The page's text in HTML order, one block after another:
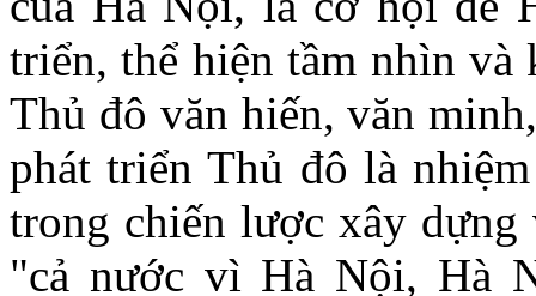
triển, thể hiện tầm nhìn
Thủ đô văn hiến, văn
phát triển Thủ đô là
trong chiến lược xây
"cả nước vì Hà Nội, Hà